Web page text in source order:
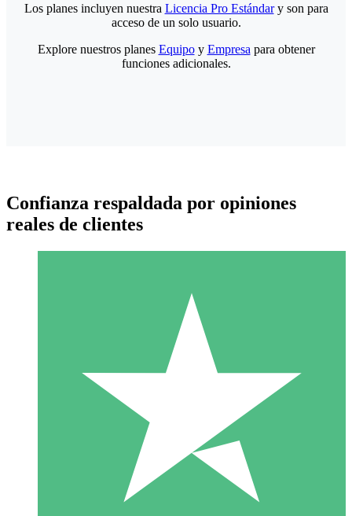
Paquetes de Créditos Individuales
Paga según el uso con créditos de descarga. Sin compromiso
10 00
Los planes incluyen nuestra Licencia Pro Estándary son para
acceso de un solo usuario.
Explore nuestros planes Equipoy Empresa para obtener
funciones adicionales.
Confianza respaldada por opiniones
reales de clientes